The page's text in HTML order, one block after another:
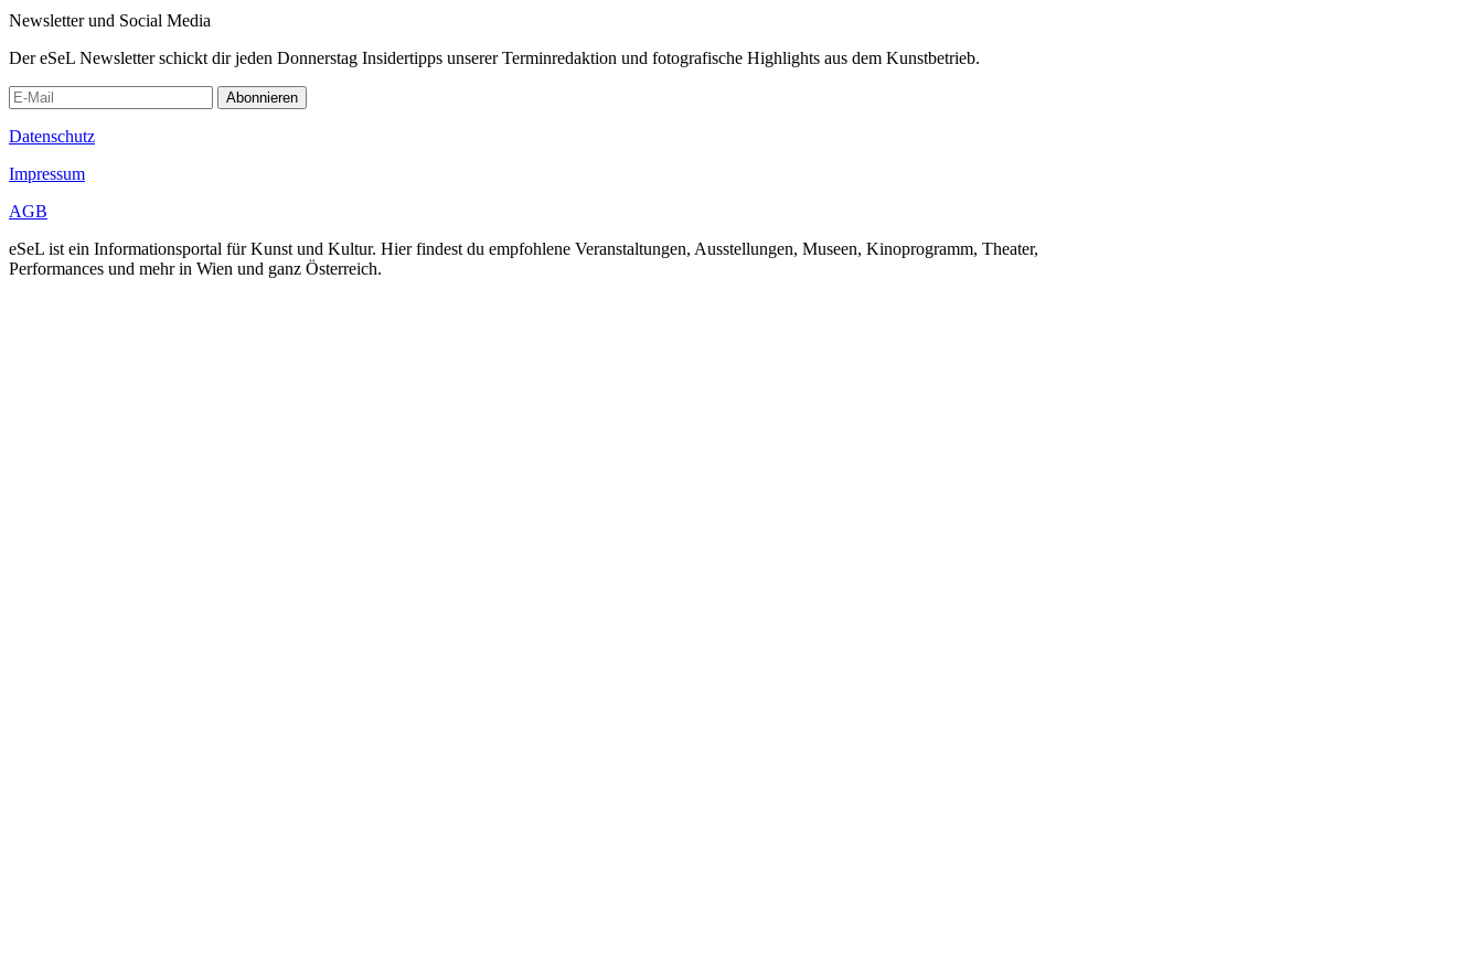
Newsletter und Social Media
Der eSeL Newsletter schickt dir jeden Donnerstag Insidertipps unserer Terminredaktion und fotografische Highlights aus dem Kunstbetrieb.
Abonnieren
Datenschutz
Impressum
AGB
eSeL ist ein Informationsportal für Kunst und Kultur. Hier findest du empfohlene Veranstaltungen, Ausstellungen, Museen, Kinoprogramm, Theater,
Performances und mehr in Wien und ganz Österreich.